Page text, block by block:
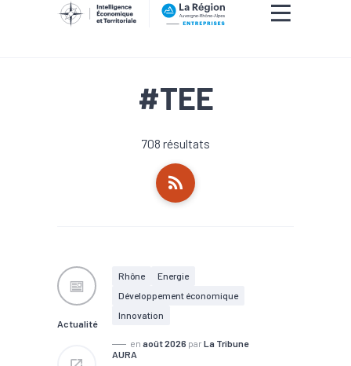
#TEE
708 résultats
Actualité
Rhône
Energie
Développement économique
Innovation
en août 2026 par La Tribune
AURA
Bosch Rexroth, la filiale française du groupe
partenariat avec le Breton Aserti Electronic